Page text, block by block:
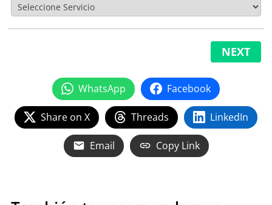
NEXT
WhatsApp Facebook
Share on X Threads LinkedIn
Email Copy Link